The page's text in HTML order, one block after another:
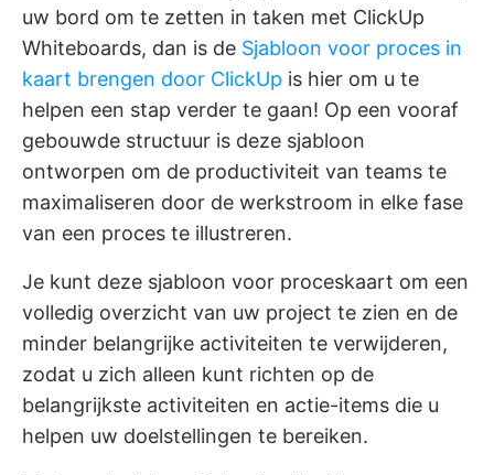
uw bord om te zetten in taken met ClickUp
Whiteboards, dan is de Sjabloon voor proces in
kaart brengen door ClickUp is hier om u te
helpen een stap verder te gaan! Op een vooraf
gebouwde structuur is deze sjabloon
ontworpen om de productiviteit van teams te
maximaliseren door de werkstroom in elke fase
van een proces te illustreren.
Je kunt deze sjabloon voor proceskaart om een
volledig overzicht van uw project te zien en de
minder belangrijke activiteiten te verwijderen,
zodat u zich alleen kunt richten op de
belangrijkste activiteiten en actie-items die u
helpen uw doelstellingen te bereiken.